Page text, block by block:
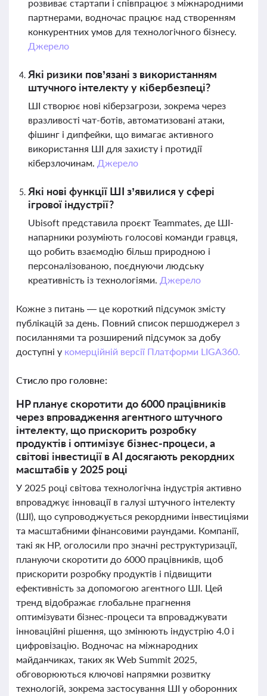
розвиває стартапи і співпрацює з міжнародними
партнерами, водночас працює над створенням
конкурентних умов для технологічного бізнесу.
Джерело
Які ризики пов’язані з використанням
штучного інтелекту у кібербезпеці?
ШІ створює нові кіберзагрози, зокрема через
вразливості чат-ботів, автоматизовані атаки,
фішинг і дипфейки, що вимагає активного
використання ШІ для захисту і протидії
кіберзлочинам. Джерело
Які нові функції ШІ з’явилися у сфері
ігрової індустрії?
Ubisoft представила проєкт Teammates, де ШІ-
напарники розуміють голосові команди гравця,
що робить взаємодію більш природною і
персоналізованою, поєднуючи людську
креативність із технологіями. Джерело
Кожне з питань — це короткий підсумок змісту
публікацій за день. Повний список першоджерел з
посиланнями та розширений підсумок за добу
доступні у комерційній версії Платформи LIGA360.
Стисло про головне:
HP планує скоротити до 6000 працівників
через впровадження агентного штучного
інтелекту, що прискорить розробку
продуктів і оптимізує бізнес-процеси, а
світові інвестиції в AI досягають рекордних
масштабів у 2025 році
У 2025 році світова технологічна індустрія активно
впроваджує інновації в галузі штучного інтелекту
(ШІ), що супроводжується рекордними інвестиціями
та масштабними фінансовими раундами. Компанії,
такі як HP, оголосили про значні реструктуризації,
плануючи скоротити до 6000 працівників, щоб
прискорити розробку продуктів і підвищити
ефективність за допомогою агентного ШІ. Цей
тренд відображає глобальне прагнення
оптимізувати бізнес-процеси та впроваджувати
інноваційні рішення, що змінюють індустрію 4.0 і
цифровізацію. Водночас на міжнародних
майданчиках, таких як Web Summit 2025,
обговорюються ключові напрямки розвитку
технологій, зокрема застосування ШІ у оборонних